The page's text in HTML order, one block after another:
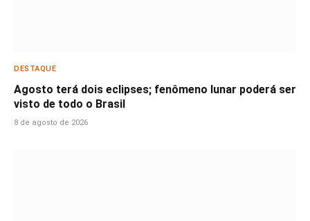
DESTAQUE
Agosto terá dois eclipses; fenômeno lunar poderá ser
visto de todo o Brasil
8 de agosto de 2026